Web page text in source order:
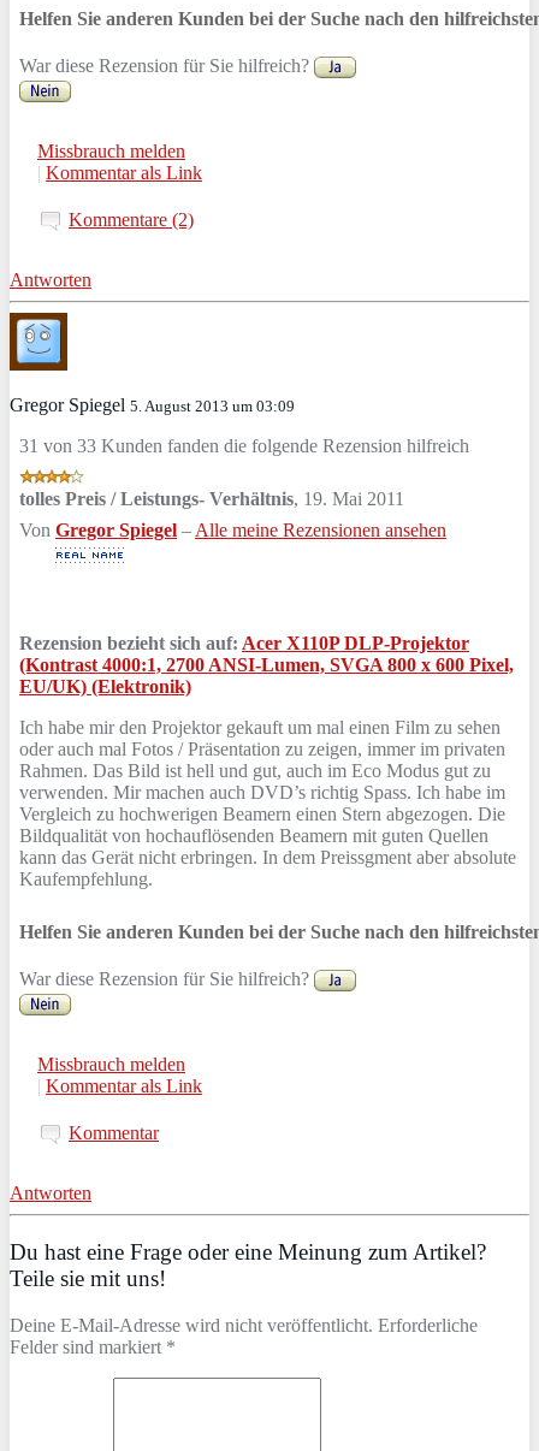
Helfen Sie anderen Kunden bei der Suche nach den
War diese Rezension für Sie hilfreich?
Missbrauch melden
| Kommentar als Link
Kommentare (2)
Antworten
Gregor Spiegel 5. August 2013 um 03:09
31 von 33 Kunden fanden die folgende Rezension hilfreich
tolles Preis / Leistungs- Verhältnis, 19. Mai 2011
Von Gregor Spiegel – Alle meine Rezensionen ansehen
Rezension bezieht sich auf: Acer X110P DLP-Projektor
(Kontrast 4000:1, 2700 ANSI-Lumen, SVGA 800 x 600 Pixel,
EU/UK) (Elektronik)
Ich habe mir den Projektor gekauft um mal einen Film zu sehen
oder auch mal Fotos / Präsentation zu zeigen, immer im privaten
Rahmen. Das Bild ist hell und gut, auch im Eco Modus gut zu
verwenden. Mir machen auch DVD’s richtig Spass. Ich habe im
Vergleich zu hochwerigen Beamern einen Stern abgezogen. Die
Bildqualität von hochauflösenden Beamern mit guten Quellen
kann das Gerät nicht erbringen. In dem Preissgment aber absolute
Kaufempfehlung.
Helfen Sie anderen Kunden bei der Suche nach den
War diese Rezension für Sie hilfreich?
Missbrauch melden
| Kommentar als Link
Kommentar
Antworten
Du hast eine Frage oder eine Meinung zum Artikel?
Teile sie mit uns!
Deine E-Mail-Adresse wird nicht veröffentlicht. Erforderliche
Felder sind markiert *